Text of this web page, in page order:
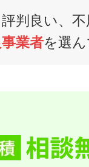
判良い、
業者を選ん